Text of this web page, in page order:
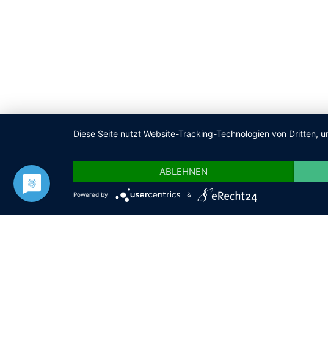
Diese Seite nutzt Website-Tracking-Technologien von Dritten,
ABLEHNEN
Powered by &